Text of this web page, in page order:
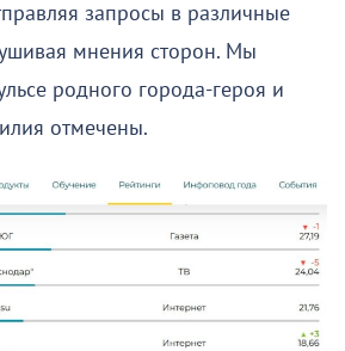
запросы в различные
мнения сторон. Мы
родного города-героя и
отмечены.